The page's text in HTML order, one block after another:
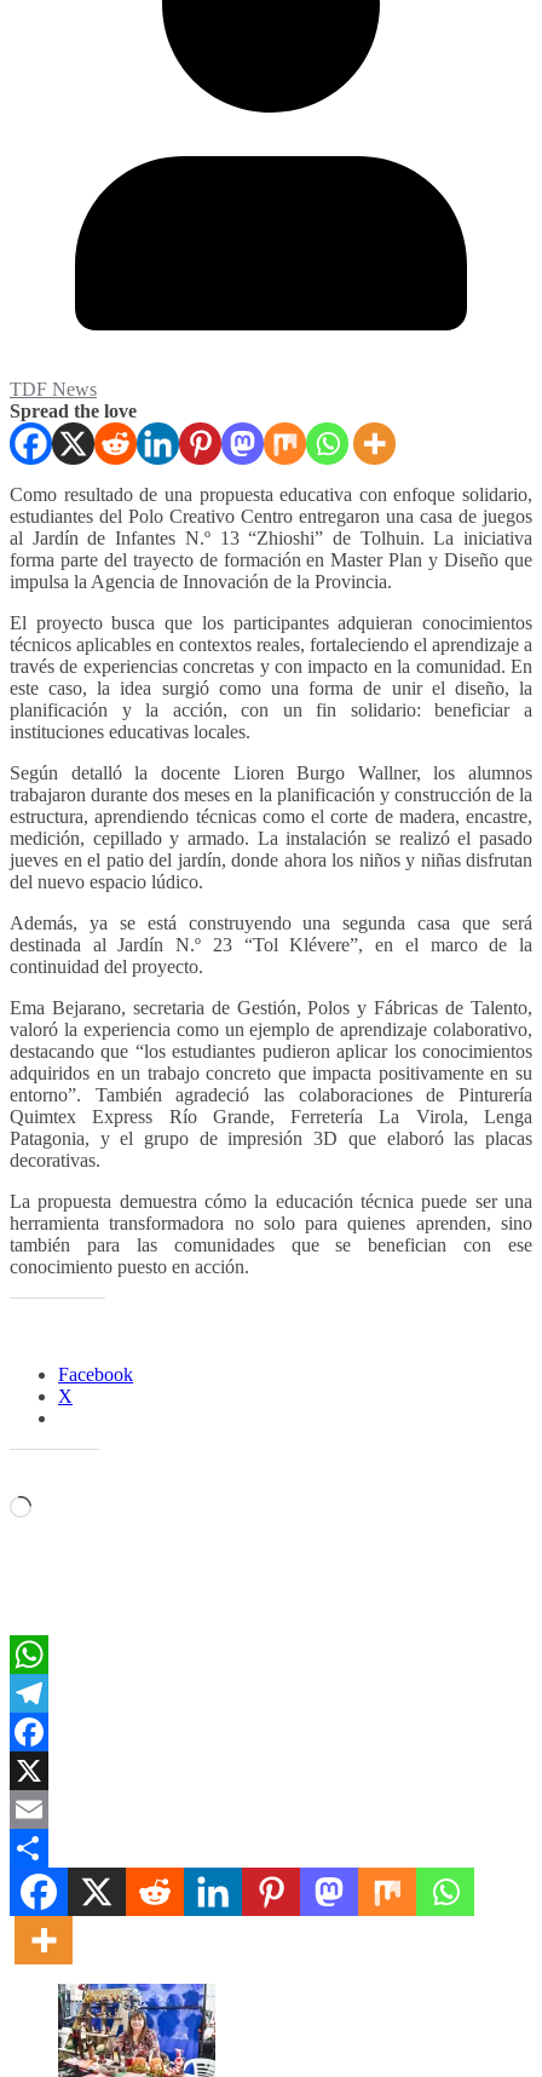
TDF News
Spread the love
Como resultado de una propuesta educativa con enfoque solidario,
estudiantes del Polo Creativo Centro entregaron una casa de juegos
al Jardín de Infantes N.º 13 “Zhioshi” de Tolhuin. La iniciativa
forma parte del trayecto de formación en Master Plan y Diseño que
impulsa la Agencia de Innovación de la Provincia.
El proyecto busca que los participantes adquieran conocimientos
técnicos aplicables en contextos reales, fortaleciendo el aprendizaje a
través de experiencias concretas y con impacto en la comunidad. En
este caso, la idea surgió como una forma de unir el diseño, la
planificación y la acción, con un fin solidario: beneficiar a
instituciones educativas locales.
Según detalló la docente Lioren Burgo Wallner, los alumnos
trabajaron durante dos meses en la planificación y construcción de la
estructura, aprendiendo técnicas como el corte de madera, encastre,
medición, cepillado y armado. La instalación se realizó el pasado
jueves en el patio del jardín, donde ahora los niños y niñas disfrutan
del nuevo espacio lúdico.
Además, ya se está construyendo una segunda casa que será
destinada al Jardín N.º 23 “Tol Klévere”, en el marco de la
continuidad del proyecto.
Ema Bejarano, secretaria de Gestión, Polos y Fábricas de Talento,
valoró la experiencia como un ejemplo de aprendizaje colaborativo,
destacando que “los estudiantes pudieron aplicar los conocimientos
adquiridos en un trabajo concreto que impacta positivamente en su
entorno”. También agradeció las colaboraciones de Pinturería
Quimtex Express Río Grande, Ferretería La Virola, Lenga
Patagonia, y el grupo de impresión 3D que elaboró las placas
decorativas.
La propuesta demuestra cómo la educación técnica puede ser una
herramienta transformadora no solo para quienes aprenden, sino
también para las comunidades que se benefician con ese
conocimiento puesto en acción.
Facebook
X
Cargando...
WhatsApp
Telegram
Facebook
X
Email
Compartir